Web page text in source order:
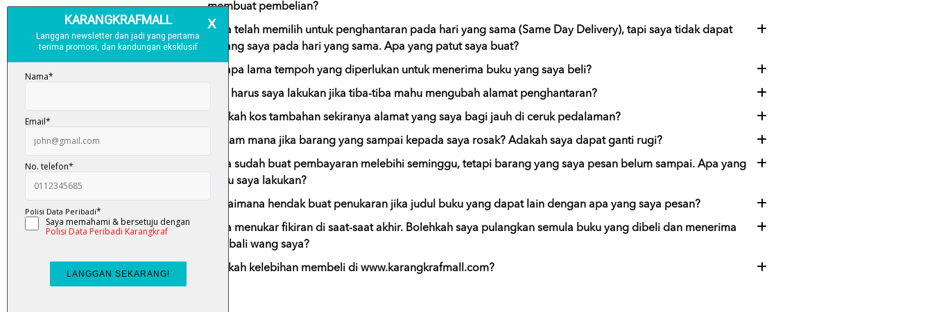
membuat pembelian?
12)
Saya telah memilih untuk penghantaran pada hari yang sama (Same Day Delivery), tapi saya tidak dapat
barang saya pada hari yang sama. Apa yang patut saya buat?
Berapa lama tempoh yang diperlukan untuk menerima buku yang saya beli?
Apa harus saya lakukan jika tiba-tiba mahu mengubah alamat penghantaran?
Adakah kos tambahan sekiranya alamat yang saya bagi jauh di ceruk pedalaman?
Macam mana jika barang yang sampai kepada saya rosak? Adakah saya dapat ganti rugi?
Saya sudah buat pembayaran melebihi seminggu, tetapi barang yang saya pesan belum sampai. Apa yang
perlu saya lakukan?
Bagaimana hendak buat penukaran jika judul buku yang dapat lain dengan apa yang saya pesan?
19)
Saya menukar fikiran di saat-saat akhir. Bolehkah saya pulangkan semula buku yang dibeli dan menerima
kembali wang saya?
20) Apakah kelebihan membeli di www.karangkrafmall.com?